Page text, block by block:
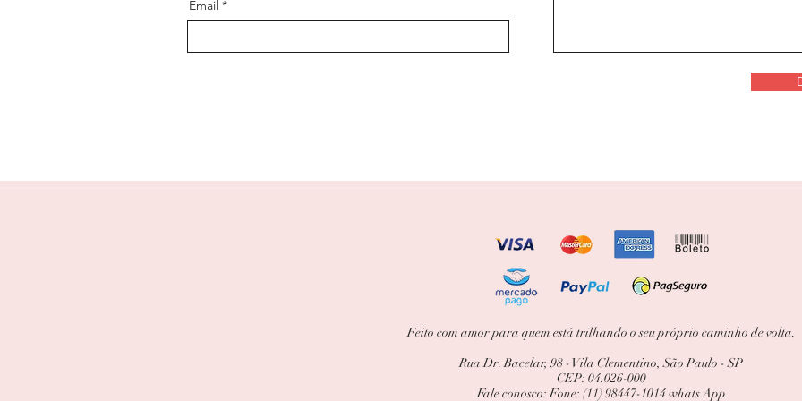
Email
Feito com amor para quem está trilhando o seu próprio caminho de volta.
Rua Dr. Bacelar, 98 - Vila Clementino, São Paulo - SP
CEP: 04.026-000
Fale conosco: Fone: (11) 98447-1014 whats App